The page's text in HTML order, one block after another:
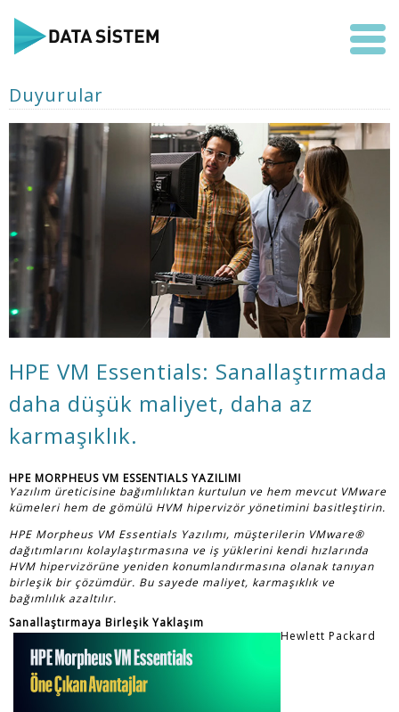
Duyurular
HPE VM Essentials: Sanallaştırmada
daha düşük maliyet, daha az
karmaşıklık.
HPE MORPHEUS VM ESSENTIALS YAZILIMI
Yazılım üreticisine bağımlılıktan kurtulun ve hem mevcut VMware
kümeleri hem de gömülü HVM hipervizör yönetimini basitleştirin.
HPE Morpheus VM Essentials Yazılımı, müşterilerin VMware®
dağıtımlarını kolaylaştırmasına ve iş yüklerini kendi hızlarında
HVM hipervizörüne yeniden konumlandırmasına olanak tanıyan
birleşik bir çözümdür. Bu sayede maliyet, karmaşıklık ve
bağımlılık azaltılır.
Sanallaştırmaya Birleşik Yaklaşım
Hewlett Packard